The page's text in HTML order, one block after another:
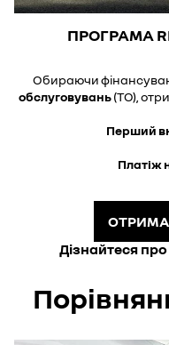
ПРОГРАМА
Обираючи
обслуговувань(ТО),
Перший
Платіж
Дізнайтеся